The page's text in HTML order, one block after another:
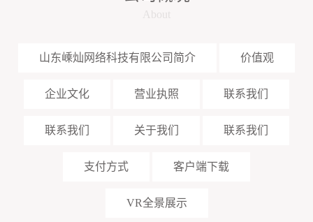
山东嵊灿网络科技有限公司简介 价值观
企业文化 营业执照 联系我们
联系我们 关于我们 联系我们
支付方式 客户端下载
VR全景展示